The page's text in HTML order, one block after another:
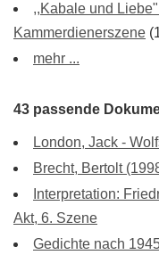
,,Kabale und
Kammerdienerszene
mehr ...
43 passende
London, Jack -
Brecht, Bertolt
Interpretation:
Akt, 6. Szene
Gedichte nach